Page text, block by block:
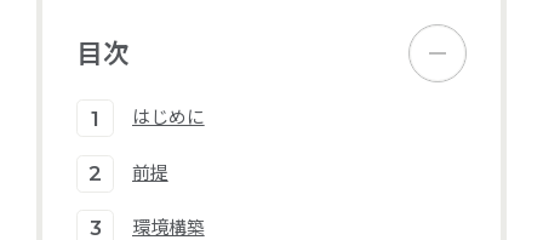
目次
はじめに
前提
環境構築